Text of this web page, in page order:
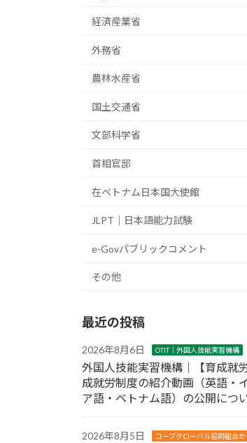
経済産業省
外務省
農林水産省
国土交通省
文部科学省
首相官邸
在ベトナム日本国大使館
JLPT｜日本語能力試験
e-Govパブリックコメント
その他
最近の投稿
2026年8月6日 OTIT｜外国人技能実習機構
外国人技能実習機構｜【育成就
成就労制度の紹介動画（英語・
ア語・ベトナム語）の公開につ
2026年8月5日 コープグローバル協同組合